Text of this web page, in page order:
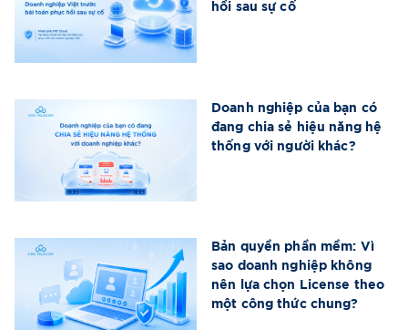
hồi sau sự cố
Doanh nghiệp của bạn có
đang chia sẻ hiệu năng hệ
thống với người khác?
Bản quyền phần mềm: Vì
sao doanh nghiệp không
nên lựa chọn License theo
một công thức chung?